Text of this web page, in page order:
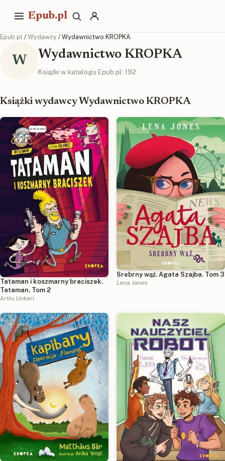
Epub.pl
Epub.pl / Wydawcy / Wydawnictwo KROPKA
W Wydawnictwo KROPKA
Książki w katalogu Epub.pl: 192
Książki wydawcy Wydawnictwo KROPKA
Tataman i koszmarny braciszek.
Tataman. Tom 2
Arttu Unkari
Srebrny wąż. Agata Szajba. Tom 3
Lena Jones